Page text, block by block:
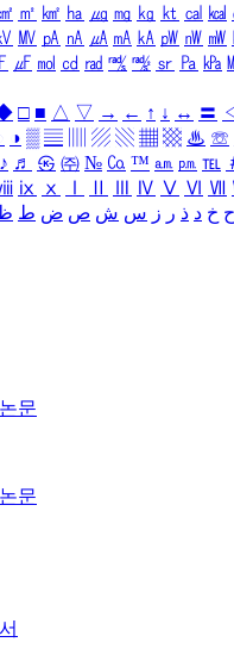
㎡ ㎢ ㏊ ㎍ ㎎ ㎏ ㏏ ㎈ ㎉
㎹ ㎀ ㎁ ㎂ ㎃ ㎄ ㎺ ㎻ ㎽
㎌ ㏖ ㏅ ㎭ ㎮ ㎯ ㏛ ㎩ ㎪
□ ■ △ ▽ → ← ↑ ↓ ↔ 〓
◑ ▒ ▤ ▨ ▧ ▦ ▩ ♨ ☏
♪ ♬ ㉿ ㈜ № ㏇ ™ ㏂ ㏘ ℡
ⅸ ⅹ Ⅳ Ⅴ Ⅵ Ⅶ
ح خ د ذ ر ز س ش ص ض ط
문
문